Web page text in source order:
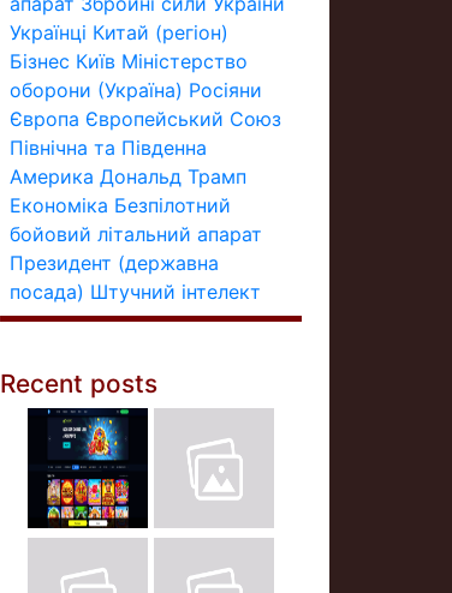
Українці Китай (регіон)
Бізнес Київ Міністерство
оборони (Україна) Росіяни
Європа Європейський Союз
Північна та Південна
Америка Дональд Трамп
Економіка Безпілотний
бойовий літальний апарат
Президент (державна
посада) Штучний інтелект
Recent posts